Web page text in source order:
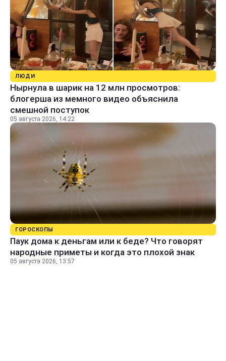
ЛЮДИ
Нырнула в шарик на 12 млн просмотров:
блогерша из мемного видео объяснила
смешной поступок
05 августа 2026, 14:22
ГОРОСКОПЫ
Паук дома к деньгам или к беде? Что говорят
народные приметы и когда это плохой знак
05 августа 2026, 13:57